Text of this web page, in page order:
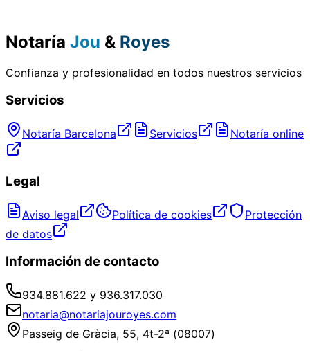
Notaría Jou & Royes
Confianza y profesionalidad en todos nuestros servicios
Servicios
Notaría Barcelona Servicios Notaría online
Legal
Aviso legal Política de cookies
Protección
de datos
Información de contacto
934.881.622 y 936.317.030
notaria@notariajouroyes.com
Passeig de Gràcia, 55, 4t-2ª (08007)